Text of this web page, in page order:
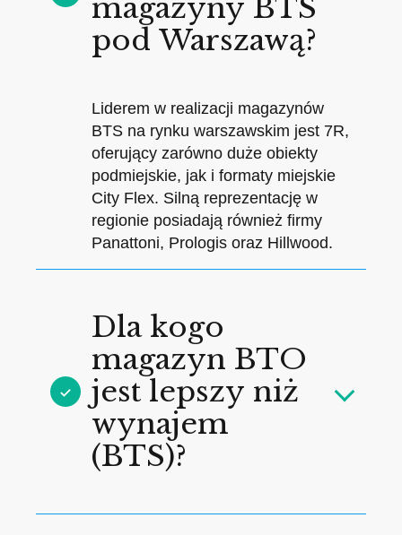
magazyny BTS
pod Warszawą?
Liderem w realizacji magazynów
BTS na rynku warszawskim jest 7R,
oferujący zarówno duże obiekty
podmiejskie, jak i formaty miejskie
City Flex. Silną reprezentację w
regionie posiadają również firmy
Panattoni, Prologis oraz Hillwood.
Dla kogo
magazyn BTO
jest lepszy niż
wynajem
(BTS)?